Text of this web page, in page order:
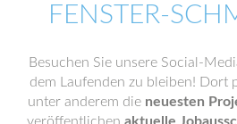
FENSTER-
Besuchen Sie unsere Social-
dem Laufenden zu bleiben! Dort
unter anderem die neuesten
veröffentlichen aktuelle